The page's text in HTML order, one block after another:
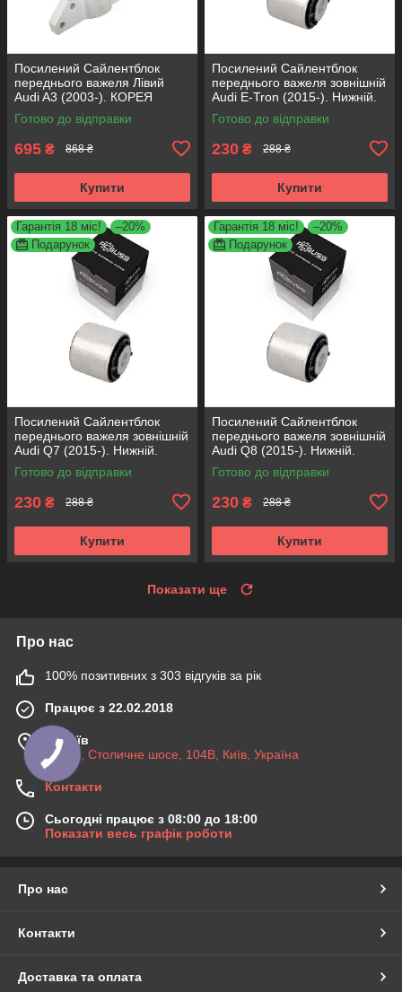
Посилений Сайлентблок
переднього важеля Лівий
Audi A3 (2003-). КОРЕЯ
Acsuss! 34762 , JBU691 ,
VKDS331004
Готово до відправки
695 ₴ 868 ₴
Купити
Посилений Сайлентблок
переднього важеля зовнішній
Audi E-Tron (2015-). Нижній.
КОРЕЯ Acsuss! FE175192 ,
VKDS331087
Готово до відправки
230 ₴ 288 ₴
Купити
Гарантія 18 міс!
–20%
Подарунок
Посилений Сайлентблок
переднього важеля зовнішній
Audi Q7 (2015-). Нижній.
КОРЕЯ Acsuss! FE175192 ,
VKDS331087
Готово до відправки
230 ₴ 288 ₴
Купити
Гарантія 18 міс!
–20%
Подарунок
Посилений Сайлентблок
переднього важеля зовнішній
Audi Q8 (2015-). Нижній.
КОРЕЯ Acsuss! FE175192 ,
VKDS331087
Готово до відправки
230 ₴ 288 ₴
Купити
Показати ще
Про нас
100% позитивних з 303 відгуків за рік
Працює з 22.02.2018
м. Київ
03045, Столичне шосе, 104B, Київ, Україна
Контакти
Сьогодні працює з 08:00 до 18:00
Показати весь графік роботи
Про нас
Контакти
Доставка та оплата